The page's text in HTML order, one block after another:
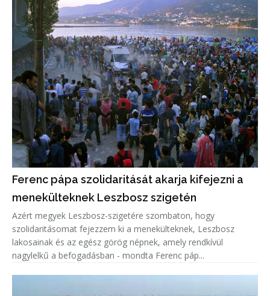
Ferenc pápa szolidaritását akarja kifejezni a
menekülteknek Leszbosz szigetén
Azért megyek Leszbosz-szigetére szombaton, hogy
szolidaritásomat fejezzem ki a menekülteknek, Leszbosz
lakosainak és az egész görög népnek, amely rendkívül
nagylelkű a befogadásban - mondta Ferenc páp...